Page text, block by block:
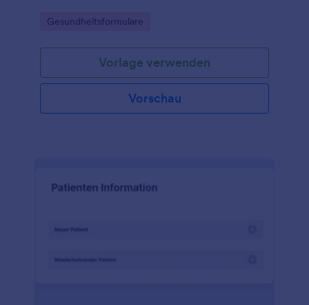
Go to Category:
Gesundheitsformulare
Vorlage verwenden
Vorschau